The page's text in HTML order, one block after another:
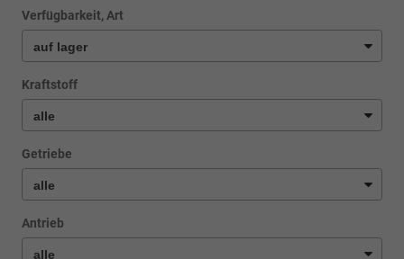
Verfügbarkeit, Art
Kraftstoff
Getriebe
Antrieb